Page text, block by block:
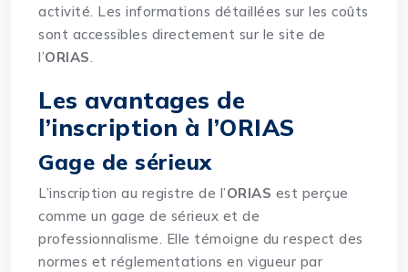
activité. Les informations détaillées sur les coûts
sont accessibles directement sur le site de
l’ORIAS.
Les avantages de
l’inscription à l’ORIAS
Gage de sérieux
L’inscription au registre de l’ORIAS est perçue
comme un gage de sérieux et de
professionnalisme. Elle témoigne du respect des
normes et réglementations en vigueur par